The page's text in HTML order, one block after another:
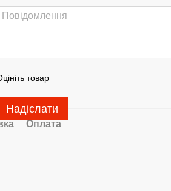
товар
Надіслати
Оплата